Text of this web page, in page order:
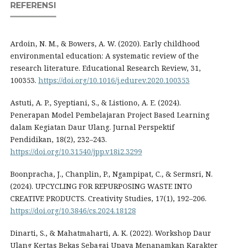
REFERENSI
Ardoin, N. M., & Bowers, A. W. (2020). Early childhood
environmental education: A systematic review of the
research literature. Educational Research Review, 31,
100353. https://doi.org/10.1016/j.edurev.2020.100353
Astuti, A. P., Syeptiani, S., & Listiono, A. E. (2024).
Penerapan Model Pembelajaran Project Based Learning
dalam Kegiatan Daur Ulang. Jurnal Perspektif
Pendidikan, 18(2), 232–243.
https://doi.org/10.31540/jpp.v18i2.3299
Boonpracha, J., Chanplin, P., Ngampipat, C., & Sermsri, N.
(2024). UPCYCLING FOR REPURPOSING WASTE INTO
CREATIVE PRODUCTS. Creativity Studies, 17(1), 192–206.
https://doi.org/10.3846/cs.2024.18128
Dinarti, S., & Mahatmaharti, A. K. (2022). Workshop Daur
Ulang Kertas Bekas Sebagai Upaya Menanamkan Karakter